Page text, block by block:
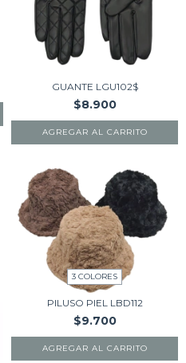
GUANTE LGU102$
$8.900
AGREGAR AL CARRITO
3 COLORES
PILUSO PIEL LBD112
$9.700
AGREGAR AL CARRITO